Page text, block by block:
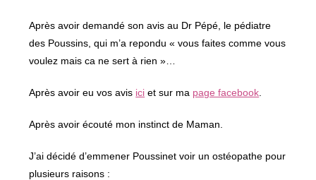
Après avoir demandé son avis au Dr Pépé, le pédiatre
des Poussins, qui m’a repondu « vous faites comme vous
voulez mais ca ne sert à rien »…
Après avoir eu vos avis ici et sur ma page facebook
Après avoir écouté mon instinct de Maman.
J’ai décidé d’emmener Poussinet voir un ostéopathe pour
plusieurs raisons :